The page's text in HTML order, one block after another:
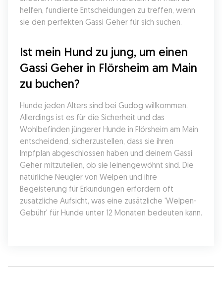
helfen, fundierte Entscheidungen zu treffen, wenn
sie den perfekten Gassi Geher für sich suchen.
Ist mein Hund zu jung, um einen
Gassi Geher in Flörsheim am Main
zu buchen?
Hunde jeden Alters sind bei Gudog willkommen.
Allerdings ist es für die Sicherheit und das
Wohlbefinden jüngerer Hunde in Flörsheim am Main
entscheidend, sicherzustellen, dass sie ihren
Impfplan abgeschlossen haben und deinem Gassi
Geher mitzuteilen, ob sie leinengewöhnt sind. Die
natürliche Neugier von Welpen und ihre
Begeisterung für Erkundungen erfordern oft
zusätzliche Aufsicht, was eine zusätzliche 'Welpen-
Gebühr' für Hunde unter 12 Monaten bedeuten kann.